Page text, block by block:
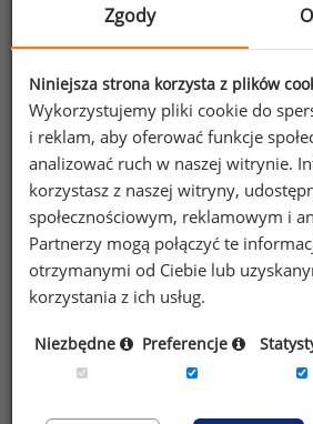
Tabela 3. Ranking najlepiej
pełniących funkcje w radach
w 2020 roku (w
miejsce w rankingu nazwa banku funkcja
1
GETIN HOLDING SA /
przewodniczący
GETIN HOLDING SA wiceprzewodniczący
3 BNP PARIBAS BANK POLSKA SA
Źródło: Raport Sedlak
Sedlak
rad nadzorczych banków w
Zgody
Niniejsza strona korzysta z plików
Wykorzystujemy pliki cookie do
i reklam, aby oferować funkcje
analizować ruch w naszej witrynie.
korzystasz z naszej witryny,
społecznościowym, reklamowym i
Partnerzy mogą połączyć te
otrzymanymi od Ciebie lub
korzystania z ich usług.
Niezbędne Preferencje